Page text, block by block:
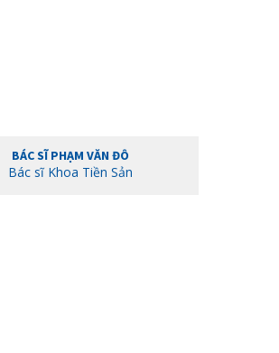
BÁC SĨ PHẠM VĂN ĐÔ
Bác sĩ Khoa Tiền Sản